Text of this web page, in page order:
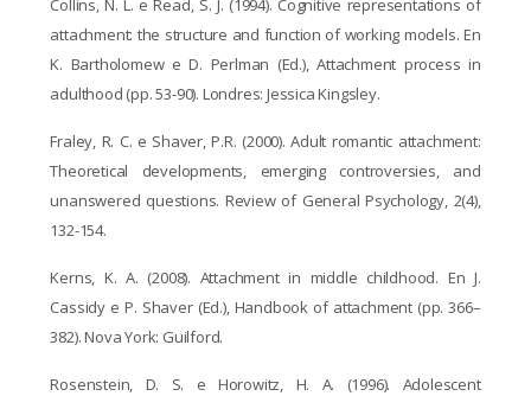
Collins, N. L. e Read, S. J. (1994). Cognitive representations of
attachment: the structure and function of working models. En
K. Bartholomew e D. Perlman (Ed.), Attachment process in
adulthood (pp. 53-90). Londres: Jessica Kingsley.
Fraley, R. C. e Shaver, P.R. (2000). Adult romantic attachment:
Theoretical developments, emerging controversies, and
unanswered questions. Review of General Psychology, 2(4),
132-154.
Kerns, K. A. (2008). Attachment in middle childhood. En J.
Cassidy e P. Shaver (Ed.), Handbook of attachment (pp. 366–
382). Nova York: Guilford.
Rosenstein, D. S. e Horowitz, H. A. (1996). Adolescent